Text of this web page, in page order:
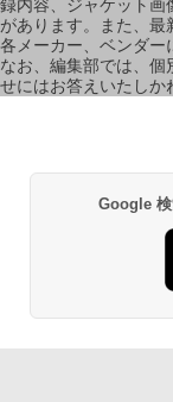
録内容、ジャケット画
があります。また、最
各メーカー、ベンダー
なお、編集部では、個
せにはお答えいたしか
Google 検